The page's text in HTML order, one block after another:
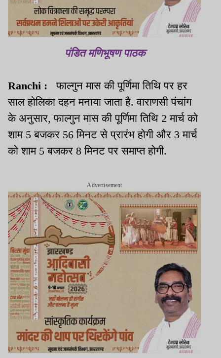
पंडित मणिभूषण पाठक
Ranchi :
फाल्गुन मास की पूर्णिमा तिथि पर हर
साल होलिका दहन मनाया जाता है. वाराणसी पंचांग
के अनुसार, फाल्गुन मास की पूर्णिमा तिथि 2 मार्च को
शाम 5 बजकर 56 मिनट से प्रारंभ होगी और 3 मार्च
को शाम 5 बजकर 8 मिनट पर समाप्त होगी.
Advertisement